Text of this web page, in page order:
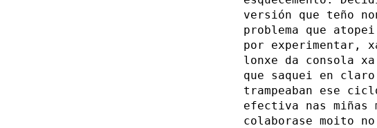
versión que teño
problema que
por experimentar,
lonxe da consola
que saquei en
trampeaban ese
efectiva nas miñas
colaborase moito